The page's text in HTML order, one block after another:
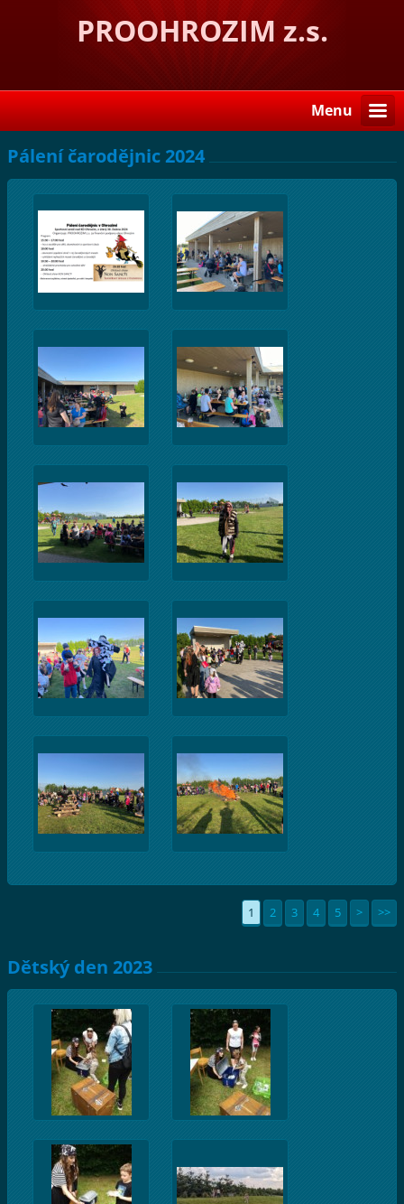
PROOHROZIM z.s.
Menu
Pálení čarodějnic 2024
1 2 3 4 5 > >>
Dětský den 2023